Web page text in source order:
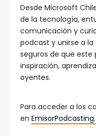
Desde Microsoft
de la tecnología,
comunicación y
podcast y unirse a
seguros de que
inspiración,
oyentes.
Para acceder a los
en